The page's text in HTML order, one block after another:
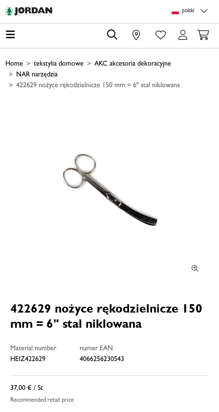
polski
0
Home tekstylia domowe
AKC akcesoria dekoracyjne
NAR narzędzia
422629 nożyce rękodzielnicze 150 mm = 6" stal niklowana
422629 nożyce rękodzielnicze 150
mm = 6" stal niklowana
Material number
HEIZ422629
numer EAN
4066256230543
37,00 € / St
Recommended retail price